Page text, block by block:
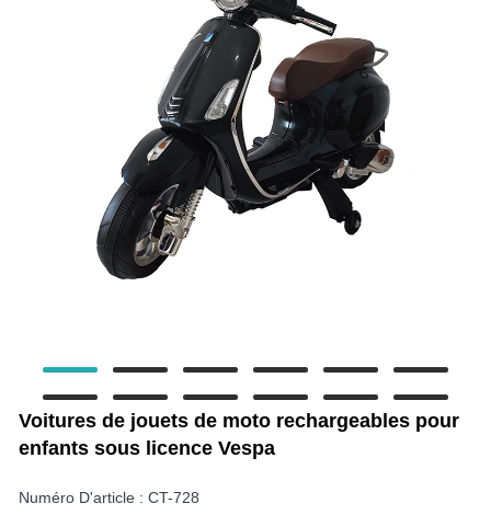
Voitures de jouets de moto rechargeables pour
enfants sous licence Vespa
Numéro D'article : CT-728